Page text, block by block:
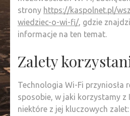
strony https://kaspolnet.pl/
wiedziec-o-wi-fi/, gdzie
informacje na ten temat.
Zalety
Technologia Wi-Fi przyniosła
sposobie, w jaki korzystamy z
niektóre z jej kluczowych zalet: